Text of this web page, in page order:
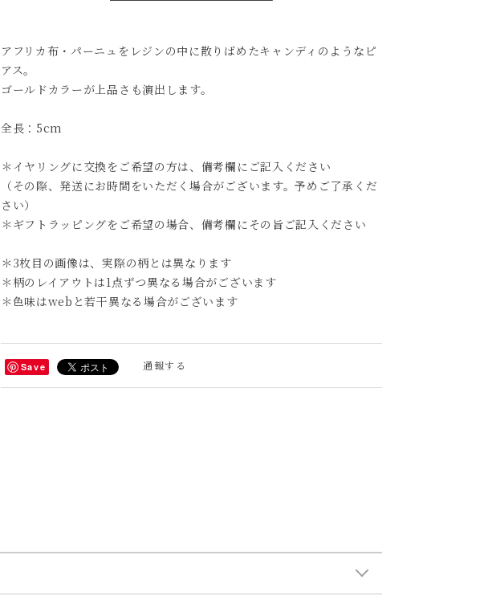
アフリカ布・パーニュをレジンの中に散りばめたキャンディのようなピ
アス。
ゴールドカラーが上品さも演出します。
全長：5cm
＊イヤリングに交換をご希望の方は、備考欄にご記入ください
（その際、発送にお時間をいただく場合がございます。予めご了承くだ
さい）
＊ギフトラッピングをご希望の場合、備考欄にその旨ご記入ください
＊3枚目の画像は、実際の柄とは異なります
＊柄のレイアウトは1点ずつ異なる場合がございます
＊色味はwebと若干異なる場合がございます
Save 通報する